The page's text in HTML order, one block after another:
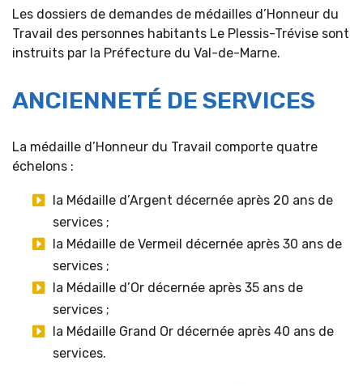
Les dossiers de demandes de médailles d’Honneur du
Travail des personnes habitants Le Plessis-Trévise sont
instruits par la Préfecture du Val-de-Marne.
ANCIENNETÉ DE SERVICES
La médaille d’Honneur du Travail comporte quatre
échelons :
la Médaille d’Argent décernée après 20 ans de
services ;
la Médaille de Vermeil décernée après 30 ans de
services ;
la Médaille d’Or décernée après 35 ans de
services ;
la Médaille Grand Or décernée après 40 ans de
services.